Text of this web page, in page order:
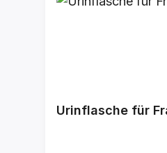
Urinflasche für